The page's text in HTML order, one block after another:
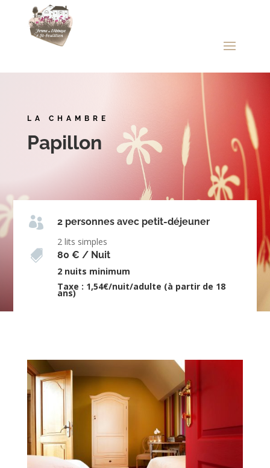
LA CHAMBRE
Papillon

2 personnes avec petit-déjeuner
2 lits simples

80 € / Nuit
2 nuits minimum
Taxe : 1,54€/nuit/adulte (à partir de 18
ans)